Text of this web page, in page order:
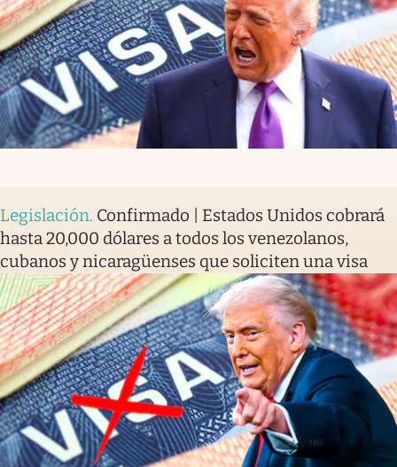
Legislación. Confirmado | Estados Unidos cobrará
hasta 20,000 dólares a todos los venezolanos,
cubanos y nicaragüenses que soliciten una visa